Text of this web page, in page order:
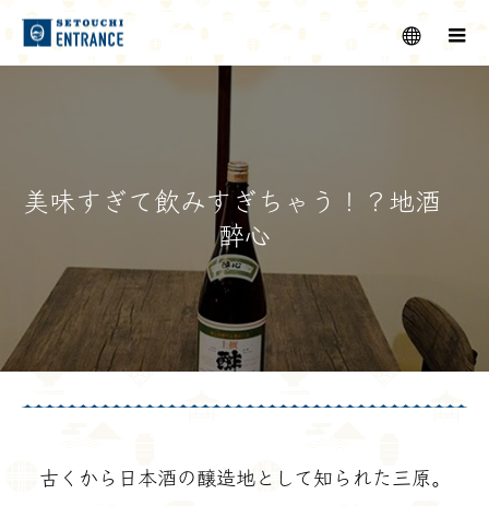
メニュー
美味すぎて飲みすぎちゃう！？地酒
醉心
古くから日本酒の醸造地として知られた三原。